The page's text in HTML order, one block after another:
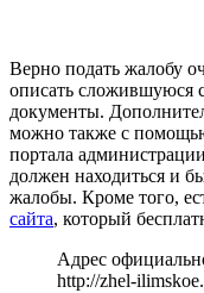
Верно подать жалобу
описать сложившуюся
документы.
можно также с
портала
должен находиться и
жалобы. Кроме того,
сайта, который
Адрес
http://zhel-